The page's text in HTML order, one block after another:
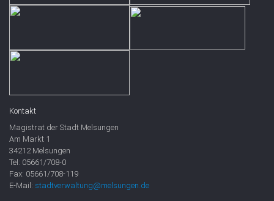
Kontakt
Magistrat der Stadt Melsungen
Am Markt 1
34212 Melsungen
Tel: 05661/708-0
Fax: 05661/708-119
E-Mail: stadtverwaltung@melsungen.de